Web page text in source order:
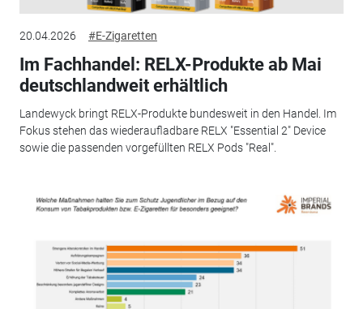
20.04.2026 #E-Zigaretten
Im Fachhandel: RELX-Produkte ab Mai
deutschlandweit erhältlich
Landewyck bringt RELX-Produkte bundesweit in den Handel. Im
Fokus stehen das wiederaufladbare RELX "Essential 2" Device
sowie die passenden vorgefüllten RELX Pods "Real".